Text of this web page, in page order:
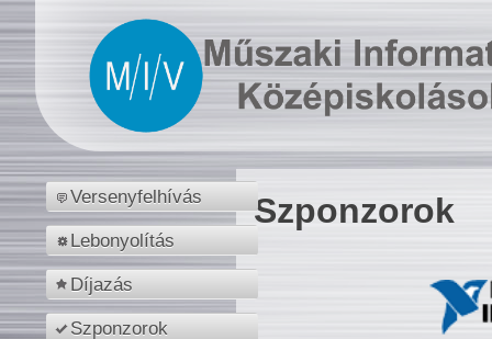
Versenyfelhívás
Lebonyolítás
Díjazás
Szponzorok
Szponzorok